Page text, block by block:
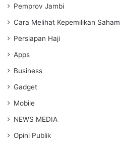
Pemprov Jambi
Cara Melihat Kepemilikan Saham
Persiapan Haji
Apps
Business
Gadget
Mobile
NEWS MEDIA
Opini Publik